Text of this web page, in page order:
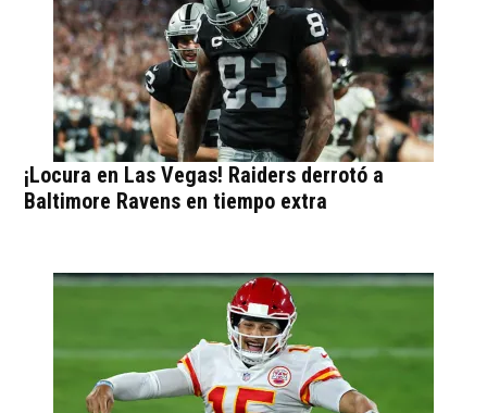
¡Locura en Las Vegas! Raiders derrotó a
Baltimore Ravens en tiempo extra